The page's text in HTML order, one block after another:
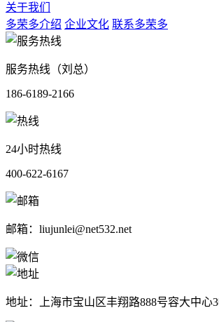
关于我们
多荣多介绍 企业文化 联系多荣多
服务热线（刘总）
186-6189-2166
24小时热线
400-622-6167
邮箱：liujunlei@net532.net
地址：上海市宝山区丰翔路888号容大中心